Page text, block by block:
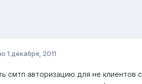
1 декабря, 2011
смтп авторизацию для не